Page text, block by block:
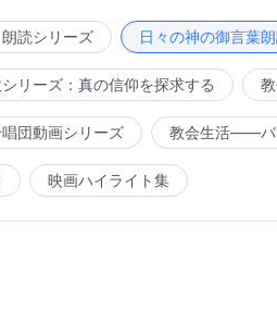
の場所、生存に適した気温をも
脅かしたり、人々の生活に影
、人類に最高の生存環境をもた
境の中にあります。その食料の
物は神が定めた法則に従い、引
類と調和して暮らし、人類は万
朗読シリーズ 日々の神の御言葉
リーズ：真の信仰を探求する
団動画シリーズ 教会生活――バ
映画ハイライト集